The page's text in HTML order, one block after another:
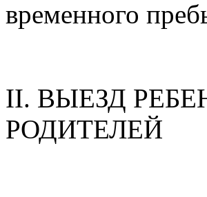
временного
II. ВЫЕЗД
РОДИТЕЛЕЙ